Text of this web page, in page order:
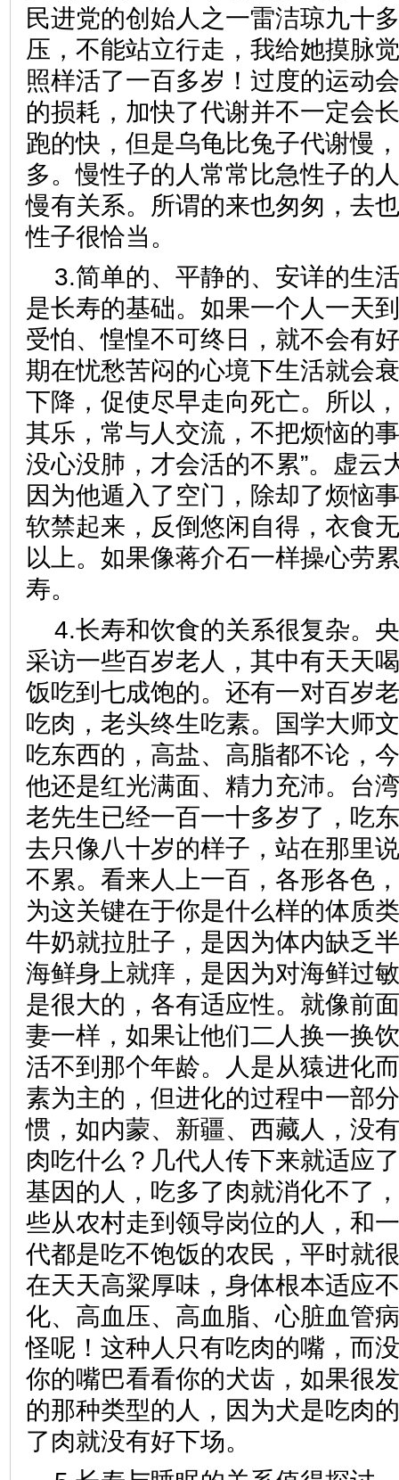
民进党的创始人之一雷洁琼九十
压，不能站立行走，我给她摸脉
照样活了一百多岁！过度的运动
的损耗，加快了代谢并不一定会
跑的快，但是乌龟比兔子代谢慢
多。慢性子的人常常比急性子的
慢有关系。所谓的来也匆匆，去
性子很恰当。
3.简单的、平静的、安详的生
是长寿的基础。如果一个人一天
受怕、惶惶不可终日，就不会有
期在忧愁苦闷的心境下生活就会
下降，促使尽早走向死亡。所以
其乐，常与人交流，不把烦恼的
没心没肺，才会活的不累”。虚云
因为他遁入了空门，除却了烦恼
软禁起来，反倒悠闲自得，衣食
以上。如果像蒋介石一样操心劳
寿。
4.长寿和饮食的关系很复杂。
采访一些百岁老人，其中有天天
饭吃到七成饱的。还有一对百岁
吃肉，老头终生吃素。国学大师
吃东西的，高盐、高脂都不论，
他还是红光满面、精力充沛。台
老先生已经一百一十多岁了，吃
去只像八十岁的样子，站在那里
不累。看来人上一百，各形各色
为这关键在于你是什么样的体质
牛奶就拉肚子，是因为体内缺乏
海鲜身上就痒，是因为对海鲜过
是很大的，各有适应性。就像前
妻一样，如果让他们二人换一换
活不到那个年龄。人是从猿进化
素为主的，但进化的过程中一部
惯，如内蒙、新疆、西藏人，没
肉吃什么？几代人传下来就适应
基因的人，吃多了肉就消化不了
些从农村走到领导岗位的人，和
代都是吃不饱饭的农民，平时就
在天天高粱厚味，身体根本适应
化、高血压、高血脂、心脏血管
怪呢！这种人只有吃肉的嘴，而
你的嘴巴看看你的犬齿，如果很
的那种类型的人，因为犬是吃肉
了肉就没有好下场。